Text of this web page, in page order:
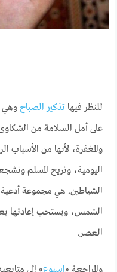
للنظر فيهاتذكير الصباح وهي
على أمل السلامة من
والمغفرة، لأنها من الأسباب
اليومية، وتريح المسلم
الشياطين. هي مجموعة أدعية
الشمس، ويستحب إعادتها
العصر.
والمراجعة «اسبوع» إلى